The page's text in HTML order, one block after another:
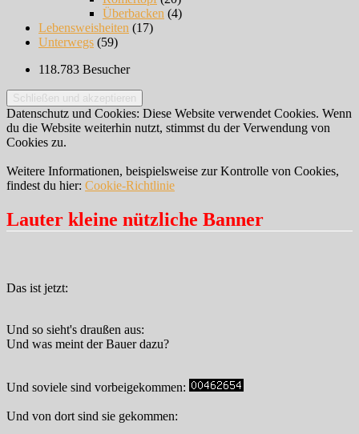
Überbacken (4)
Lebensweisheiten (17)
Unterwegs (59)
118.783 Besucher
Datenschutz und Cookies: Diese Website verwendet Cookies. Wenn
du die Website weiterhin nutzt, stimmst du der Verwendung von
Cookies zu.
Weitere Informationen, beispielsweise zur Kontrolle von Cookies,
findest du hier: Cookie-Richtlinie
Lauter kleine nützliche Banner
Das ist jetzt:
Und so sieht's draußen aus:
Und was meint der Bauer dazu?
Und soviele sind vorbeigekommen:
Und von dort sind sie gekommen: